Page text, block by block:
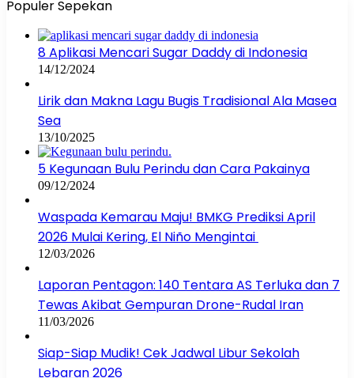
Populer Sepekan
8 Aplikasi Mencari Sugar Daddy di Indonesia
14/12/2024
Lirik dan Makna Lagu Bugis Tradisional Ala Masea
Sea
13/10/2025
5 Kegunaan Bulu Perindu dan Cara Pakainya
09/12/2024
Waspada Kemarau Maju! BMKG Prediksi April
2026 Mulai Kering, El Niño Mengintai
12/03/2026
Laporan Pentagon: 140 Tentara AS Terluka dan 7
Tewas Akibat Gempuran Drone-Rudal Iran
11/03/2026
Siap-Siap Mudik! Cek Jadwal Libur Sekolah
Lebaran 2026